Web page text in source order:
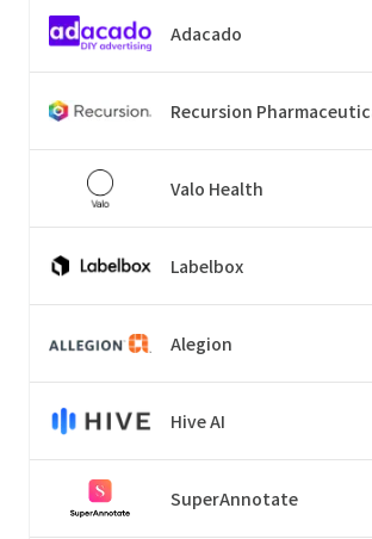
Adacado
Recursion
Valo Health
Labelbox
Alegion
Hive AI
SuperAnnotate